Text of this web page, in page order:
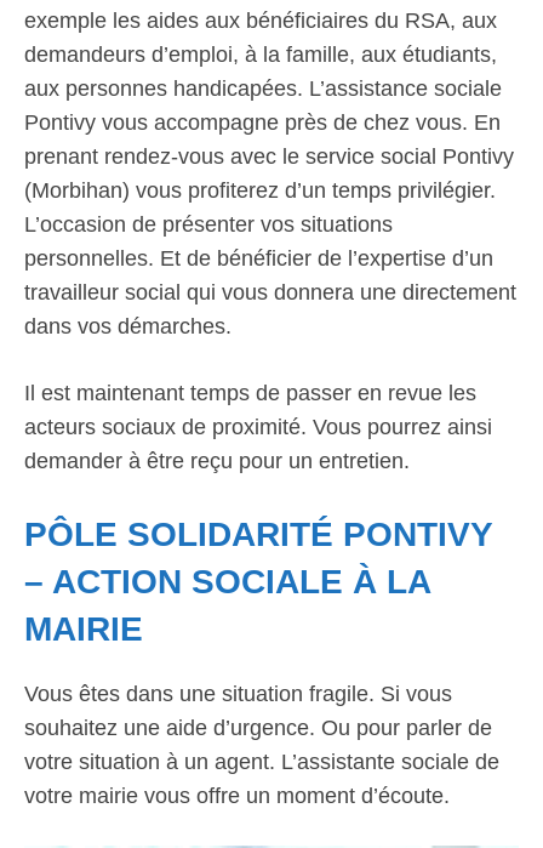
exemple les aides aux bénéficiaires du RSA, aux
demandeurs d’emploi, à la famille, aux étudiants,
aux personnes handicapées. L’assistance sociale
Pontivy vous accompagne près de chez vous. En
prenant rendez-vous avec le service social Pontivy
(Morbihan) vous profiterez d’un temps privilégier.
L’occasion de présenter vos situations
personnelles. Et de bénéficier de l’expertise d’un
travailleur social qui vous donnera une directement
dans vos démarches.
Il est maintenant temps de passer en revue les
acteurs sociaux de proximité. Vous pourrez ainsi
demander à être reçu pour un entretien.
PÔLE SOLIDARITÉ PONTIVY
– ACTION SOCIALE À LA
MAIRIE
Vous êtes dans une situation fragile. Si vous
souhaitez une aide d’urgence. Ou pour parler de
votre situation à un agent. L’assistante sociale de
votre mairie vous offre un moment d’écoute.